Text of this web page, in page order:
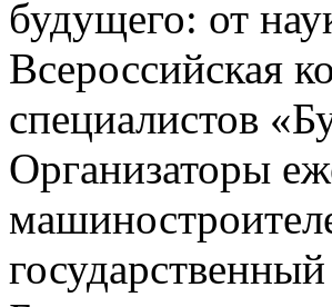
будущего: от
Всероссийская
специалистов
Организаторы